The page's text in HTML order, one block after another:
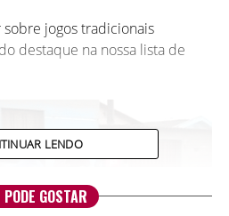
sobre jogos tradicionais
destaque na nossa lista de
LENDO
PODE GOSTAR